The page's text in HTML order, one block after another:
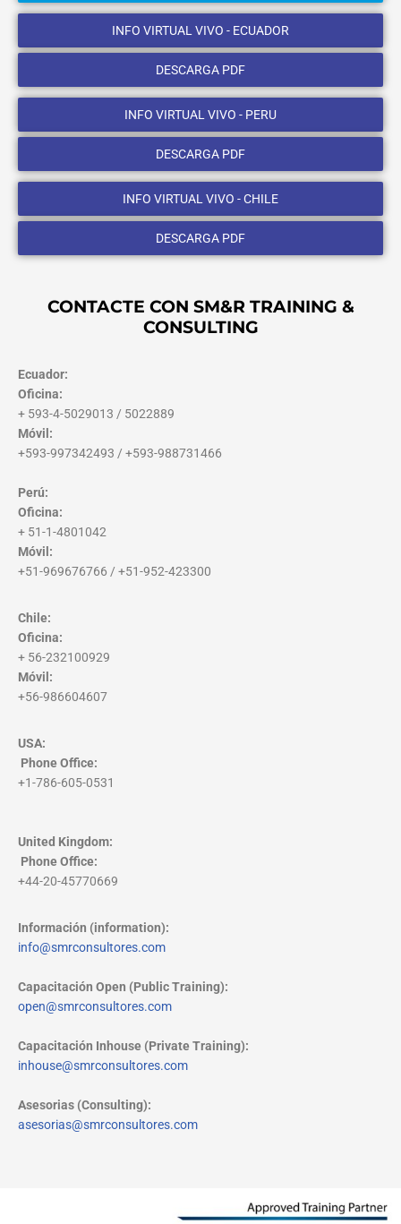
INFO VIRTUAL VIVO - ECUADOR
DESCARGA PDF
INFO VIRTUAL VIVO - PERU
DESCARGA PDF
INFO VIRTUAL VIVO - CHILE
DESCARGA PDF
CONTACTE CON SM&R TRAINING &
CONSULTING
Ecuador:
Oficina:
+ 593-4-5029013 / 5022889
Móvil:
+593-997342493 / +593-988731466
Perú:
Oficina:
+ 51-1-4801042
Móvil:
+51-969676766 / +51-952-423300
Chile:
Oficina:
+ 56-232100929
Móvil:
+56-986604607
USA:
Phone Office:
+1-786-605-0531
United Kingdom:
Phone Office:
+44-20-45770669
Información (information):
info@smrconsultores.com
Capacitación Open (Public Training):
open@smrconsultores.com
Capacitación Inhouse (Private Training):
inhouse@smrconsultores.com
Asesorias (Consulting):
asesorias@smrconsultores.com